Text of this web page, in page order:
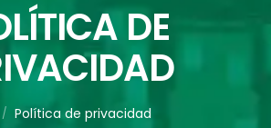
DE
/ Política de privacidad